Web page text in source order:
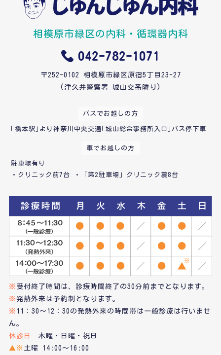
相模原市緑区の内科・循環器内科
042-782-1071
〒252-0102 相模原市緑区原宿5丁目23-27
(津久井警察署 城山交番隣り)
バスでお越しの方
｢橋本駅｣より神奈川中央交通｢城山総合事務所入口｣バス停下車
車でお越しの方
駐車場有り
・クリニック前7台 ・「第2駐車場」クリニック裏8台
※ 受付終了時間は、診療時間終了の30分前までとなります。
※発熱外来は予約制となります。
※ 11：30～12：30の発熱外来の時間帯は一般診療は行いませ
ん。
休診日
木曜・日曜・祝日
▲※ 土曜 14:00～16:00